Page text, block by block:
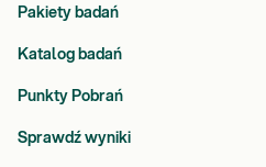
Pakiety badań
Katalog badań
Punkty Pobrań
Sprawdź wyniki